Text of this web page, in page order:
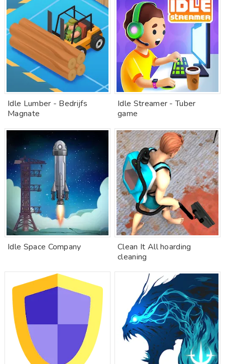
Idle Lumber - Bedrijfs
Magnate
Idle Streamer - Tuber
game
Idle Space Company
Clean It All hoarding
cleaning